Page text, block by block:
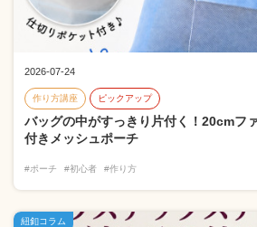
2026-07-24
作り方講座 ピックアップ
バッグの中がすっきり片付く！20cmフ
付きメッシュポーチ
#ポーチ #初心者 #作り方
紐釦コラム